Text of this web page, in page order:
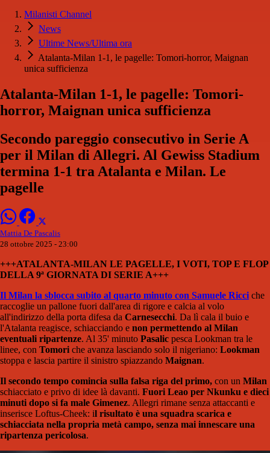
Milanisti Channel
News
Ultime News/Ultima ora
Atalanta-Milan 1-1, le pagelle: Tomori-horror, Maignan
unica sufficienza
Atalanta-Milan 1-1, le pagelle: Tomori-
horror, Maignan unica sufficienza
Secondo pareggio consecutivo in Serie A
per il Milan di Allegri. Al Gewiss Stadium
termina 1-1 tra Atalanta e Milan. Le
pagelle
Mattia De Pascalis
28 ottobre 2025 - 23:00
+++ATALANTA-MILAN LE PAGELLE, I VOTI, TOP E FLOP
DELLA 9ª GIORNATA DI SERIE A+++
Il Milan la sblocca subito al quarto minuto con Samuele Ricci che
raccoglie un pallone fuori dall'area di rigore e calcia al volo
all'indirizzo della porta difesa da Carnesecchi. Da lì cala il buio e
l'Atalanta reagisce, schiacciando e non permettendo al Milan
eventuali ripartenze. Al 35' minuto Pasalic pesca Lookman tra le
linee, con Tomori che avanza lasciando solo il nigeriano: Lookman
stoppa e lascia partire il sinistro spiazzando Maignan.
Il secondo tempo comincia sulla falsa riga del primo, con un Milan
schiacciato e privo di idee là davanti. Fuori Leao per Nkunku e dieci
minuti dopo si fa male Gimenez. Allegri rimane senza attaccanti e
inserisce Loftus-Cheek: il risultato è una squadra scarica e
schiacciata nella propria metà campo, senza mai innescare una
ripartenza pericolosa.